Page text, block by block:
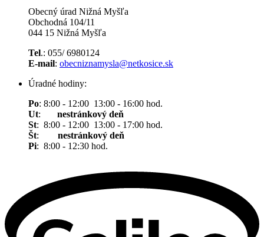
Obecný úrad Nižná Myšľa
Obchodná 104/11
044 15 Nižná Myšľa
Tel.: 055/ 6980124
E-mail: obecniznamysla@netkosice.sk
Úradné hodiny:
Po: 8:00 - 12:00 13:00 - 16:00 hod.
Ut:
nestránkový deň
St: 8:00 - 12:00 13:00 - 17:00 hod.
Št: nestránkový deň
Pi: 8:00 - 12:30 hod.